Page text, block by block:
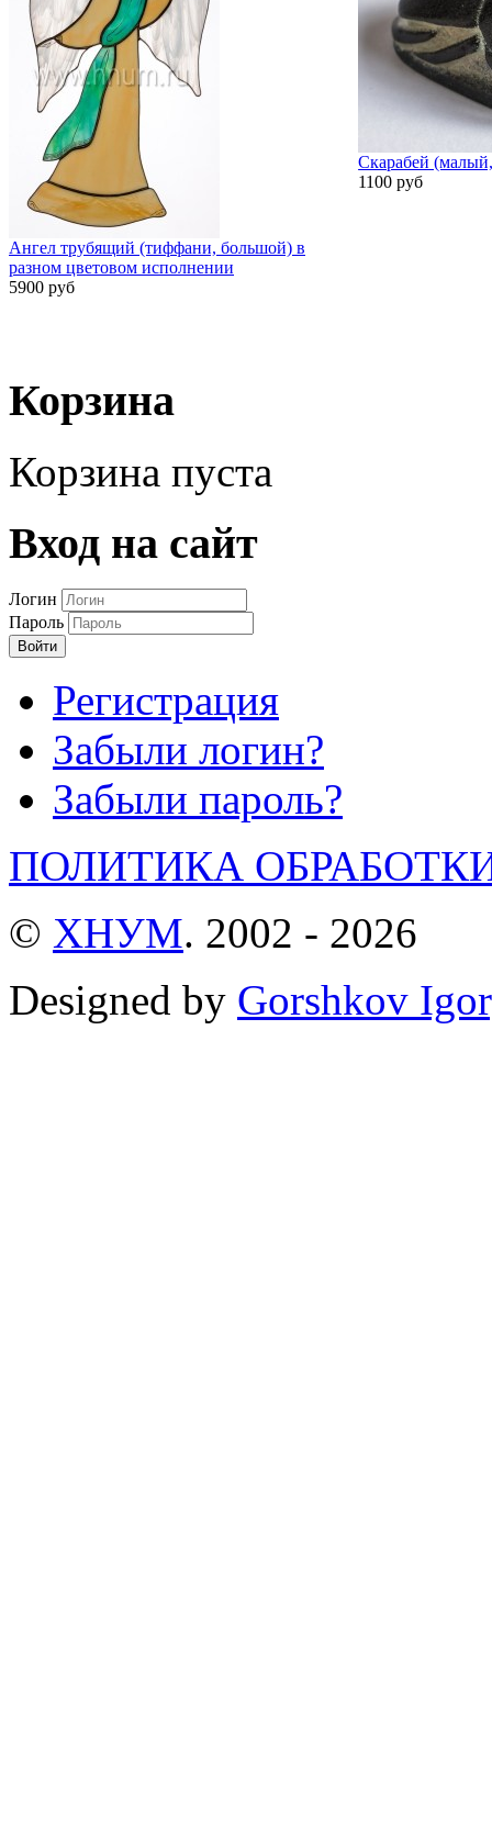
Ангел трубящий (тиффани, большой) в
разном цветовом исполнении
5900 руб
Скарабей
1100 руб
Корзина
Корзина пуста
Вход на сайт
Логин
Пароль
Войти
Регистрация
Забыли логин?
Забыли пароль?
ПОЛИТИКА
© ХНУМ. 2002 - 2026
Designed by Gorshkov Igor